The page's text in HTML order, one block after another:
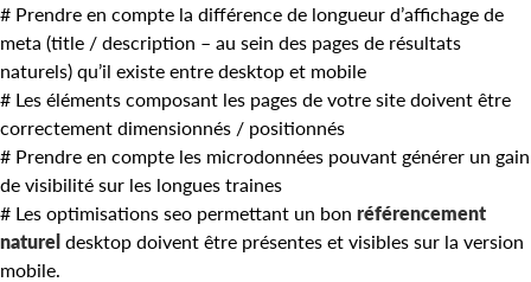
# Prendre en compte la différence de longueur d’affichage de
meta (title / description – au sein des pages de résultats
naturels) qu’il existe entre desktop et mobile
# Les éléments composant les pages de votre site doivent être
correctement dimensionnés / positionnés
# Prendre en compte les microdonnées pouvant générer un gain
de visibilité sur les longues traines
# Les optimisations seo permettant un bon référencement
natureldesktop doivent être présentes et visibles sur la version
mobile.